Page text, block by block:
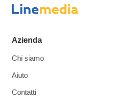
Azienda
Chi siamo
Aiuto
Contatti